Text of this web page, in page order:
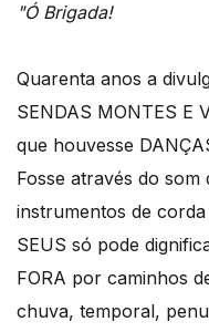
"Ó Brigada!
Quarenta anos a
SENDAS MONTES E
que houvesse
Fosse através do som
instrumentos de
SEUS só pode
FORA por caminhos
chuva, temporal,